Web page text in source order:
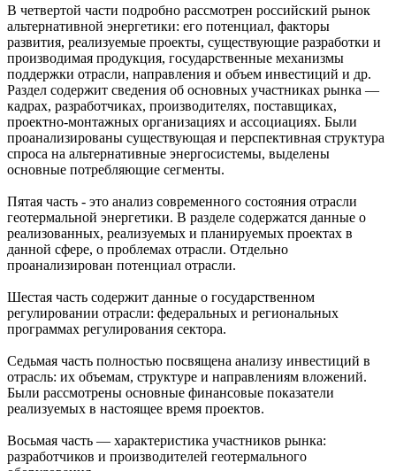
В четвертой части подробно рассмотрен российский рынок
альтернативной энергетики: его потенциал, факторы
развития, реализуемые проекты, существующие разработки и
производимая продукция, государственные механизмы
поддержки отрасли, направления и объем инвестиций и др.
Раздел содержит сведения об основных участниках рынка —
кадрах, разработчиках, производителях, поставщиках,
проектно-монтажных организациях и ассоциациях. Были
проанализированы существующая и перспективная структура
спроса на альтернативные энергосистемы, выделены
основные потребляющие сегменты.
Пятая часть - это анализ современного состояния отрасли
геотермальной энергетики. В разделе содержатся данные о
реализованных, реализуемых и планируемых проектах в
данной сфере, о проблемах отрасли. Отдельно
проанализирован потенциал отрасли.
Шестая часть содержит данные о государственном
регулировании отрасли: федеральных и региональных
программах регулирования сектора.
Седьмая часть полностью посвящена анализу инвестиций в
отрасль: их объемам, структуре и направлениям вложений.
Были рассмотрены основные финансовые показатели
реализуемых в настоящее время проектов.
Восьмая часть — характеристика участников рынка:
разработчиков и производителей геотермального